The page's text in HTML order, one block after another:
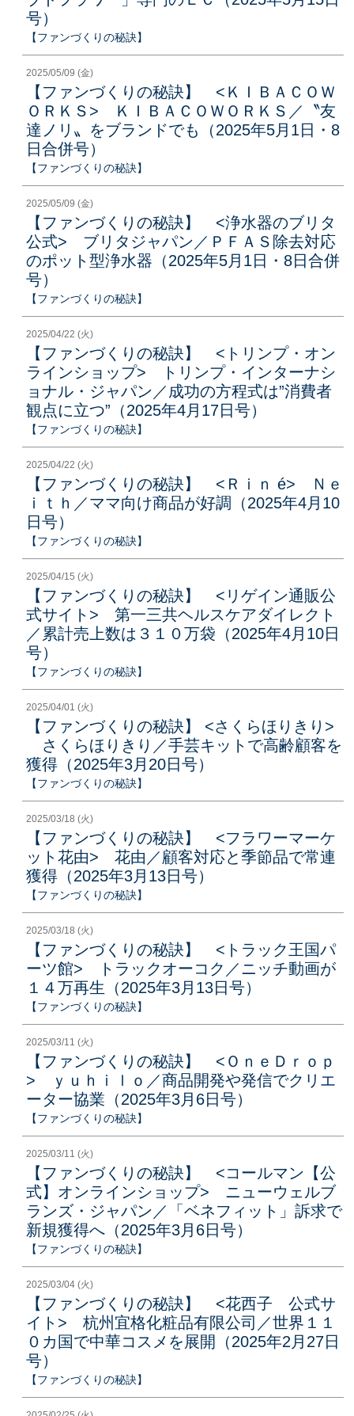
号）
【ファンづくりの秘訣】
2025/05/09 (金)
【ファンづくりの秘訣】 <ＫＩＢＡＣＯＷ
ＯＲＫＳ> ＫＩＢＡＣＯＷＯＲＫＳ／〝友
達ノリ〟をブランドでも（2025年5月1日・8
日合併号）
【ファンづくりの秘訣】
2025/05/09 (金)
【ファンづくりの秘訣】 <浄水器のブリタ
公式> ブリタジャパン／ＰＦＡＳ除去対応
のポット型浄水器（2025年5月1日・8日合併
号）
【ファンづくりの秘訣】
2025/04/22 (火)
【ファンづくりの秘訣】 <トリンプ・オン
ラインショップ> トリンプ・インターナシ
ョナル・ジャパン／成功の方程式は”消費者
観点に立つ”（2025年4月17日号）
【ファンづくりの秘訣】
2025/04/22 (火)
【ファンづくりの秘訣】 <Ｒｉｎ é> Ｎｅ
ｉｔｈ／ママ向け商品が好調（2025年4月10
日号）
【ファンづくりの秘訣】
2025/04/15 (火)
【ファンづくりの秘訣】 <リゲイン通販公
式サイト> 第一三共ヘルスケアダイレクト
／累計売上数は３１０万袋（2025年4月10日
号）
【ファンづくりの秘訣】
2025/04/01 (火)
【ファンづくりの秘訣】 <さくらほりきり>
さくらほりきり／手芸キットで高齢顧客を
獲得（2025年3月20日号）
【ファンづくりの秘訣】
2025/03/18 (火)
【ファンづくりの秘訣】 <フラワーマーケ
ット花由> 花由／顧客対応と季節品で常連
獲得（2025年3月13日号）
【ファンづくりの秘訣】
2025/03/18 (火)
【ファンづくりの秘訣】 <トラック王国パ
ーツ館> トラックオーコク／ニッチ動画が
１４万再生（2025年3月13日号）
【ファンづくりの秘訣】
2025/03/11 (火)
【ファンづくりの秘訣】 <ＯｎｅＤｒｏｐ
> ｙｕｈｉｌｏ／商品開発や発信でクリエ
ーター協業（2025年3月6日号）
【ファンづくりの秘訣】
2025/03/11 (火)
【ファンづくりの秘訣】 <コールマン【公
式】オンラインショップ> ニューウェルブ
ランズ・ジャパン／「ベネフィット」訴求で
新規獲得へ（2025年3月6日号）
【ファンづくりの秘訣】
2025/03/04 (火)
【ファンづくりの秘訣】 <花西子 公式サ
イト> 杭州宜格化粧品有限公司／世界１１
０カ国で中華コスメを展開（2025年2月27日
号）
【ファンづくりの秘訣】